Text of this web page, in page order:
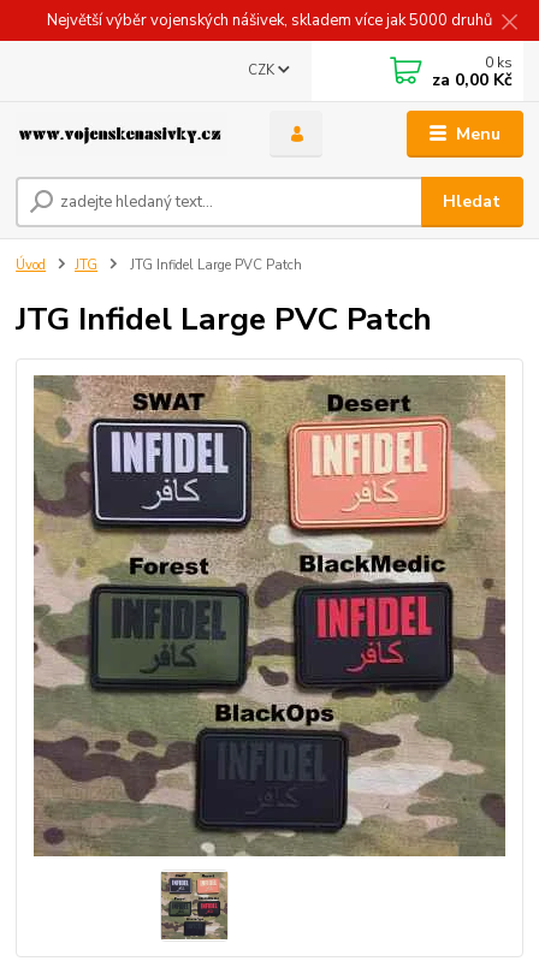
Největší výběr vojenských nášivek, skladem více jak 5000 druhů
Menu
CZK
Hledat
0 ks
za 0,00 Kč
Úvod JTG JTG Infidel Large PVC Patch
JTG Infidel Large PVC Patch